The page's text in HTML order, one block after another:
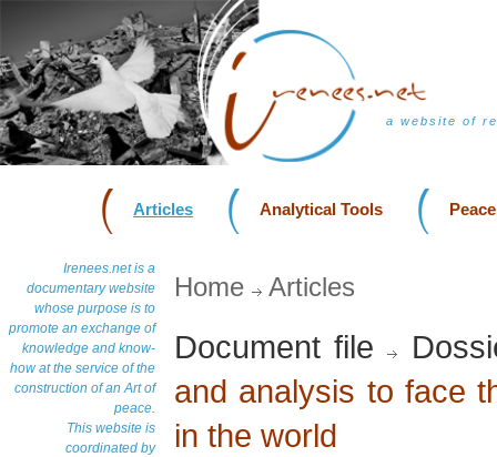
a website of
Articles Analytical Tools
Irenees.net is a
documentary website
whose purpose is to
promote an exchange of
knowledge and know-
how at the service of the
construction of an Art of
peace.
This website is
coordinated by
Home Articles
Document file
and analysis to face
in the world